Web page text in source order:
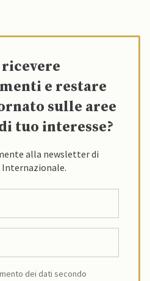
e restare
sulle aree
tuo interesse?
alla newsletter di
Internazionale.
dei dati secondo